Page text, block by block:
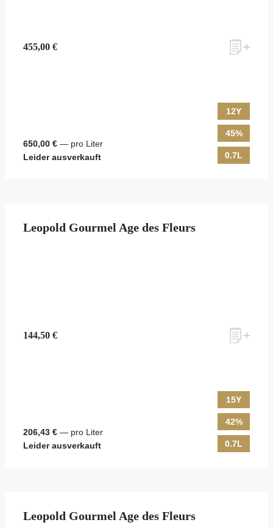
455,00 €
650,00 € — pro Liter
Leider ausverkauft
12Y
45%
0.7L
Leopold Gourmel Age des Fleurs
144,50 €
206,43 € — pro Liter
Leider ausverkauft
15Y
42%
0.7L
Leopold Gourmel Age des Fleurs